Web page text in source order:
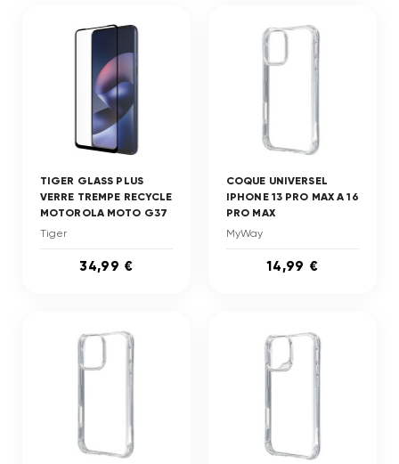
TIGER GLASS PLUS
VERRE TREMPE RECYCLE
MOTOROLA MOTO G37
Tiger
34,99 €
COQUE UNIVERSEL
IPHONE 13 PRO MAX A 16
PRO MAX
MyWay
14,99 €